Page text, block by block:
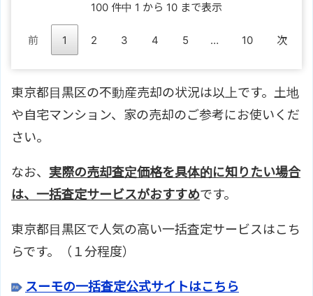
100 件中 1 から 10 まで表示
前 1 2 3 4 5 … 10 次
東京都目黒区の不動産売却の状況は以上です。土地
や自宅マンション、家の売却のご参考にお使いくだ
さい。
なお、 実際の売却査定価格を具体的に知りたい場合
は、一括査定サービスがおすすめです。
東京都目黒区で人気の高い一括査定サービスはこち
らです。（１分程度）
スーモの一括査定公式サイトはこちら